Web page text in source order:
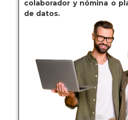
colaborador y nómina o
de datos.